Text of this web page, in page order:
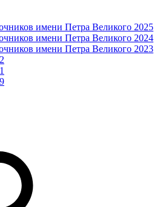
имени Петра Великого 2025
имени Петра Великого 2024
имени Петра Великого 2023